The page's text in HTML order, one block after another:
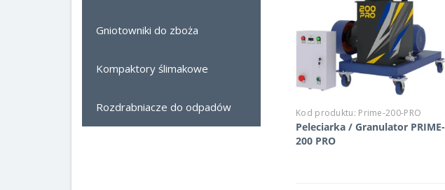
Gniotowniki do zboża
Kompaktory ślimakowe
Rozdrabniacze do odpadów Kod produktu: Prime-200-PRO
Peleciarka / Granulator PRIME-
200 PRO